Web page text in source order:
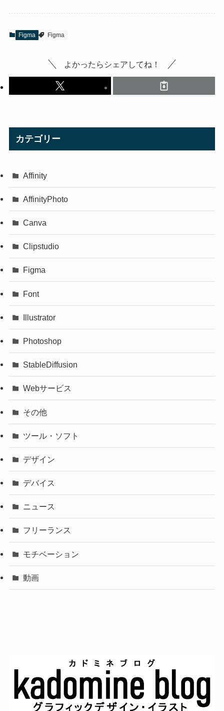
Figma Figma
よかったらシェアしてね！
カテゴリー
Affinity
AffinityPhoto
Canva
Clipstudio
Figma
Font
Illustrator
Photoshop
StableDiffusion
Webサービス
その他
ツール・ソフト
デザイン
デバイス
ニュース
フリーランス
モチベーション
動画